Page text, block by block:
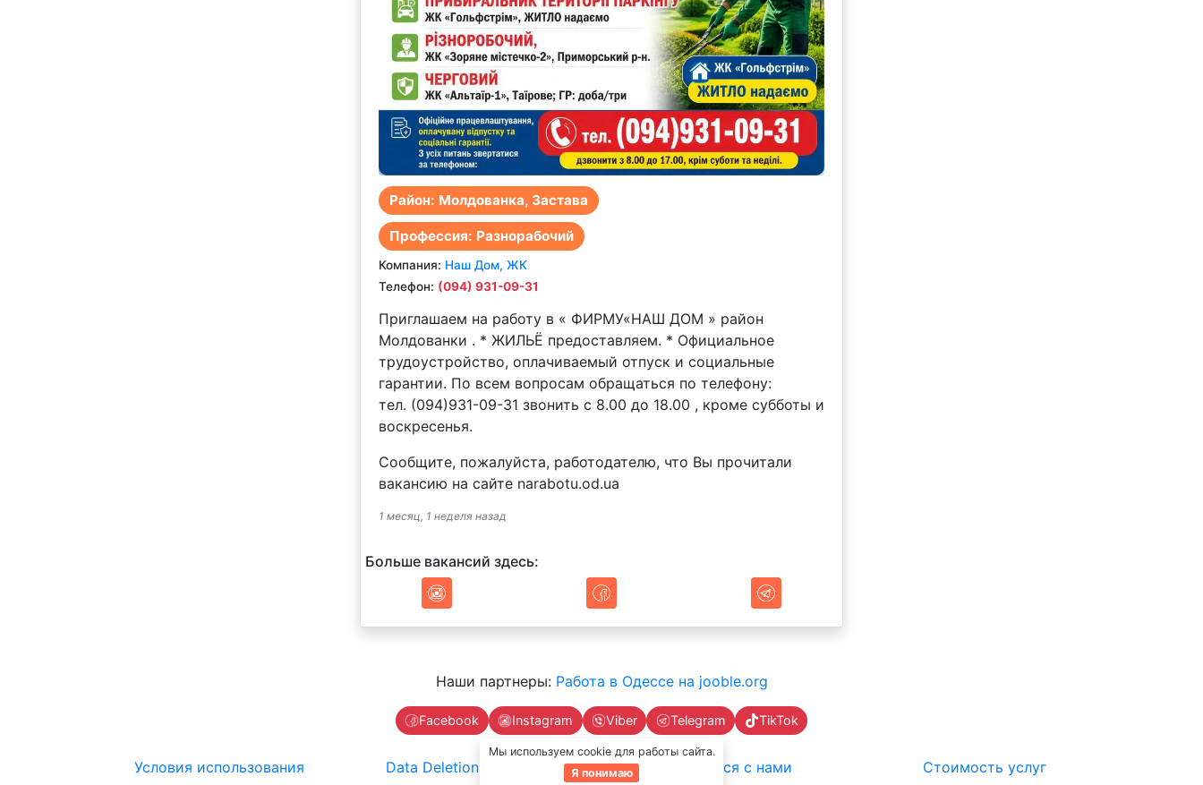
Мы используем cookie для работы сайта.
Я понимаю
Район: Молдованка, Застава
Профессия: Разнорабочий
Компания: Наш Дом, ЖК
Телефон: (094) 931-09-31
Приглашаем на работу в « ФИРМУ«НАШ ДОМ » район
Молдованки . * ЖИЛЬЁ предоставляем. * Официальное
трудоустройство, оплачиваемый отпуск и социальные
гарантии. По всем вопросам обращаться по телефону:
тел. (094)931-09-31 звонить с 8.00 до 18.00 , кроме субботы и
воскресенья.
Сообщите, пожалуйста, работодателю, что Вы прочитали
вакансию на сайте narabotu.od.ua
1 месяц, 1 неделя назад
Больше вакансий здесь:
Наши партнеры: Работа в Одессе на jooble.org
Facebook Instagram Viber Telegram TikTok
Условия использования Data Deletion Instructions Связаться с нами Стоимость услуг